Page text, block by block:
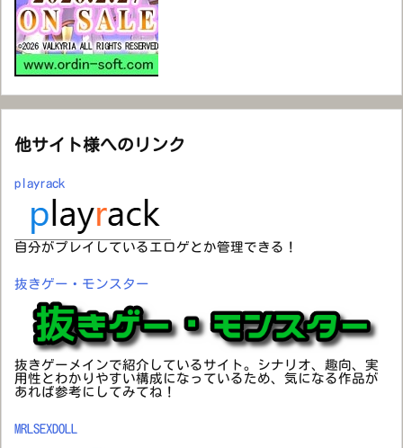
他サイト様へのリンク
playrack
自分がプレイしているエロゲとか管理できる！
抜きゲー・モンスター
抜きゲーメインで紹介しているサイト。シナリオ、趣向、実
用性とわかりやすい構成になっているため、気になる作品が
あれば参考にしてみてね！
MRLSEXDOLL